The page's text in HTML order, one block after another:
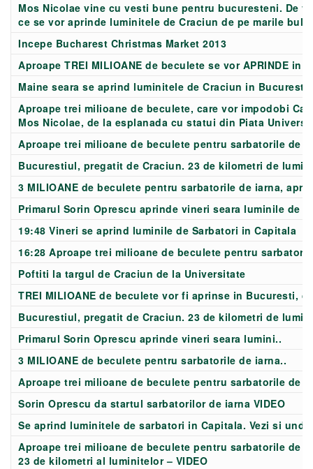
Mos Nicolae vine cu vesti bune pentru bucuresteni. De
ce se vor aprinde luminitele de Craciun de pe marile
Incepe Bucharest Christmas Market 2013
Aproape TREI MILIOANE de beculete se vor APRINDE in
Maine seara se aprind luminitele de Craciun in Bucuresti
Aproape trei milioane de beculete, care vor impodobi
Mos Nicolae, de la esplanada cu statui din Piata
Aproape trei milioane de beculete pentru sarbatorile de
Bucurestiul, pregatit de Craciun. 23 de kilometri de
3 MILIOANE de beculete pentru sarbatorile de iarna,
Primarul Sorin Oprescu aprinde vineri seara luminile de
19:48 Vineri se aprind luminile de Sarbatori in Capitala
16:28 Aproape trei milioane de beculete pentru
Poftiti la targul de Craciun de la Universitate
TREI MILIOANE de beculete vor fi aprinse in Bucuresti,
Bucurestiul, pregatit de Craciun. 23 de kilometri de
Primarul Sorin Oprescu aprinde vineri seara lumini..
3 MILIOANE de beculete pentru sarbatorile de iarna..
Aproape trei milioane de beculete pentru sarbatorile de
Sorin Oprescu da startul sarbatorilor de iarna VIDEO
Se aprind luminitele de sarbatori in Capitala. Vezi si
Aproape trei milioane de beculete pentru sarbatorile de
23 de kilometri al luminitelor – VIDEO